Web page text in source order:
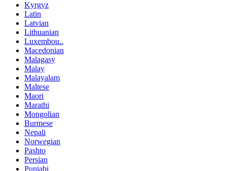
Kyrgyz
Latin
Latvian
Lithuanian
Luxembou..
Macedonian
Malagasy
Malay
Malayalam
Maltese
Maori
Marathi
Mongolian
Burmese
Nepali
Norwegian
Pashto
Persian
Punjabi